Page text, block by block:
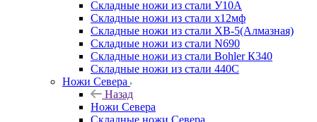
Складные ножи из стали У10А
Складные ножи из стали х12мф
Складные ножи из стали ХВ-5(Алмазная)
Складные ножи из стали N690
Складные ножи из стали Bohler К340
Складные ножи из стали 440С
Ножи Севера
Назад
Ножи Севера
Складные ножи Севера